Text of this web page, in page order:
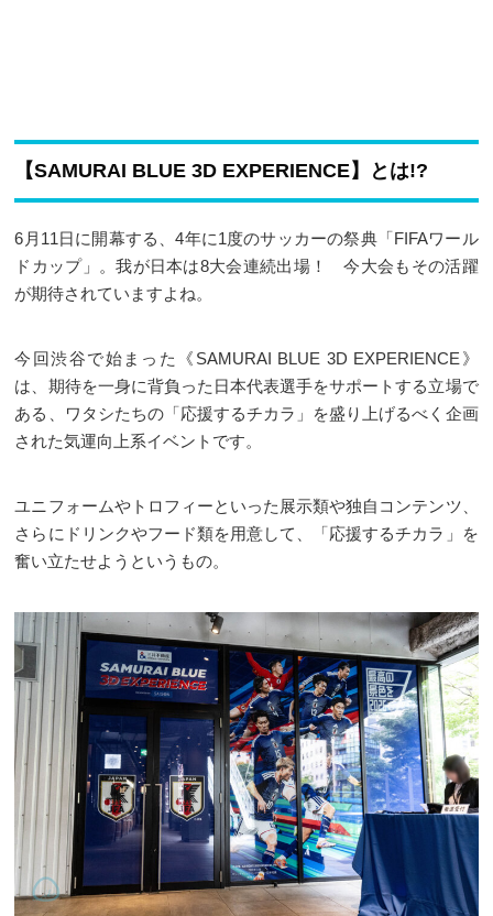
【SAMURAI BLUE 3D EXPERIENCE】とは!?
6月11日に開幕する、4年に1度のサッカーの祭典「FIFAワール
ドカップ」。我が日本は8大会連続出場！ 今大会もその活躍
が期待されていますよね。
今回渋谷で始まった《SAMURAI BLUE 3D EXPERIENCE》
は、期待を一身に背負った日本代表選手をサポートする立場で
ある、ワタシたちの「応援するチカラ」を盛り上げるべく企画
された気運向上系イベントです。
ユニフォームやトロフィーといった展示類や独自コンテンツ、
さらにドリンクやフード類を用意して、「応援するチカラ」を
奮い立たせようというもの。